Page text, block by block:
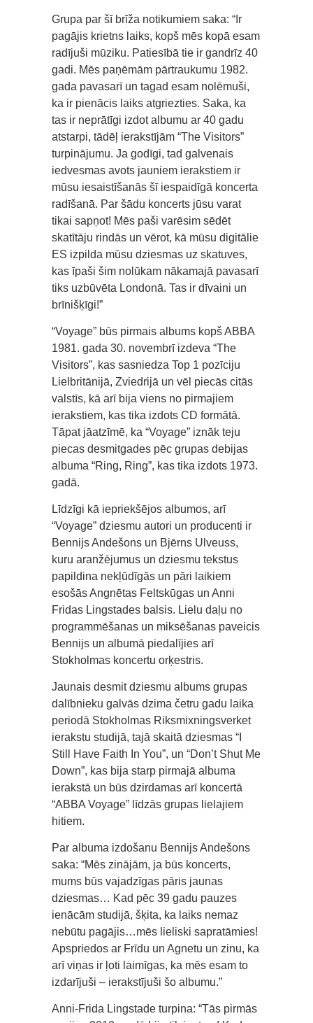
Grupa par šī brīža notikumiem saka: “Ir
pagājis krietns laiks, kopš mēs kopā esam
radījuši mūziku. Patiesībā tie ir gandrīz 40
gadi. Mēs paņēmām pārtraukumu 1982.
gada pavasarī un tagad esam nolēmuši,
ka ir pienācis laiks atgriezties. Saka, ka
tas ir neprātīgi izdot albumu ar 40 gadu
atstarpi, tādēļ ierakstījām “The Visitors”
turpinājumu. Ja godīgi, tad galvenais
iedvesmas avots jauniem ierakstiem ir
mūsu iesaistīšanās šī iespaidīgā koncerta
radīšanā. Par šādu koncerts jūsu varat
tikai sapņot! Mēs paši varēsim sēdēt
skatītāju rindās un vērot, kā mūsu digitālie
ES izpilda mūsu dziesmas uz skatuves,
kas īpaši šim nolūkam nākamajā pavasarī
tiks uzbūvēta Londonā. Tas ir dīvaini un
brīnišķīgi!”
“Voyage” būs pirmais albums kopš ABBA
1981. gada 30. novembrī izdeva “The
Visitors”, kas sasniedza Top 1 pozīciju
Lielbritānijā, Zviedrijā un vēl piecās citās
valstīs, kā arī bija viens no pirmajiem
ierakstiem, kas tika izdots CD formātā.
Tāpat jāatzīmē, ka “Voyage” iznāk teju
piecas desmitgades pēc grupas debijas
albuma “Ring, Ring”, kas tika izdots 1973.
gadā.
Līdzīgi kā iepriekšējos albumos, arī
“Voyage” dziesmu autori un producenti ir
Bennijs Andešons un Bjērns Ulveuss,
kuru aranžējumus un dziesmu tekstus
papildina nekļūdīgās un pāri laikiem
esošās Angnētas Feltskūgas un Anni
Fridas Lingstades balsis. Lielu daļu no
programmēšanas un miksēšanas paveicis
Bennijs un albumā piedalījies arī
Stokholmas koncertu orķestris.
Jaunais desmit dziesmu albums grupas
dalībnieku galvās dzima četru gadu laika
periodā Stokholmas Riksmixningsverket
ierakstu studijā, tajā skaitā dziesmas “I
Still Have Faith In You”, un “Don’t Shut Me
Down”, kas bija starp pirmajā albuma
ierakstā un būs dzirdamas arī koncertā
“ABBA Voyage” līdzās grupas lielajiem
hitiem.
Par albuma izdošanu Bennijs Andešons
saka: “Mēs zinājām, ja būs koncerts,
mums būs vajadzīgas pāris jaunas
dziesmas… Kad pēc 39 gadu pauzes
ienācām studijā, šķita, ka laiks nemaz
nebūtu pagājis…mēs lieliski sapratāmies!
Apspriedos ar Frīdu un Agnetu un zinu, ka
arī viņas ir ļoti laimīgas, ka mēs esam to
izdarījuši – ierakstījuši šo albumu.”
Anni-Frida Lingstade turpina: “Tās pirmās